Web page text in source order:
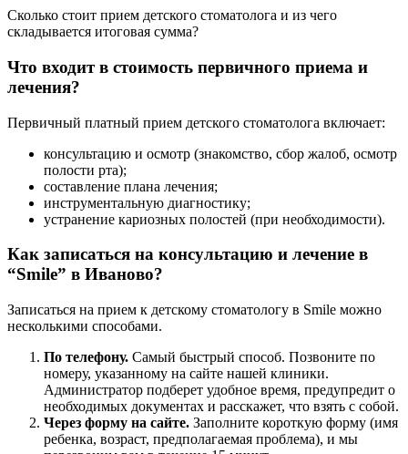
Сколько стоит прием детского стоматолога и из чего
складывается итоговая сумма?
Что входит в стоимость первичного приема и
лечения?
Первичный платный прием детского стоматолога включает:
консультацию и осмотр (знакомство, сбор жалоб, осмотр
полости рта);
составление плана лечения;
инструментальную диагностику;
устранение кариозных полостей (при необходимости).
Как записаться на консультацию и лечение в
“Smile” в Иваново?
Записаться на прием к детскому стоматологу в Smile можно
несколькими способами.
По телефону. Самый быстрый способ. Позвоните по
номеру, указанному на сайте нашей клиники.
Администратор подберет удобное время, предупредит о
необходимых документах и расскажет, что взять с собой.
Через форму на сайте. Заполните короткую форму (имя
ребенка, возраст, предполагаемая проблема), и мы